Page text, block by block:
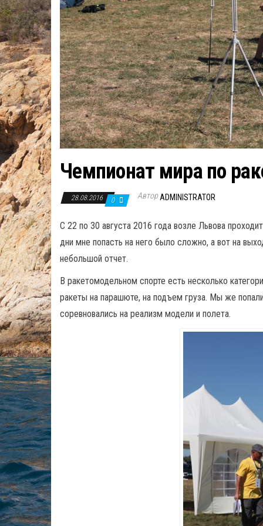
Чемпионат мира по
28.08.2016 0 АвторADMINISTRATOR
С 22 по 30 августа 2016 года возле Львова
дни мне попасть на него было сложно, а вот на
небольшой отчет.
В ракетомодельном спорте есть несколько
ракеты на парашюте, на подъем груза. Мы же
соревновались на реализм модели и полета.